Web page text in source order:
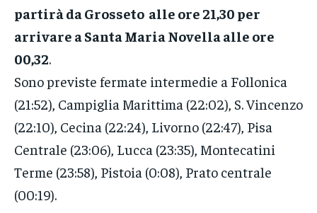
partirà da Grosseto alle ore 21,30 per
arrivare a Santa Maria Novella alle ore
00,32.
Sono previste fermate intermedie a Follonica
(21:52), Campiglia Marittima (22:02), S. Vincenzo
(22:10), Cecina (22:24), Livorno (22:47), Pisa
Centrale (23:06), Lucca (23:35), Montecatini
Terme (23:58), Pistoia (0:08), Prato centrale
(00:19).